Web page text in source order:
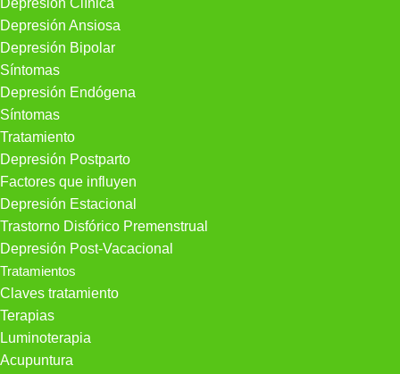
Depresión Clínica
Depresión Ansiosa
Depresión Bipolar
Síntomas
Depresión Endógena
Síntomas
Tratamiento
Depresión Postparto
Factores que influyen
Depresión Estacional
Trastorno Disfórico Premenstrual
Depresión Post-Vacacional
Tratamientos
Claves tratamiento
Terapias
Luminoterapia
Acupuntura